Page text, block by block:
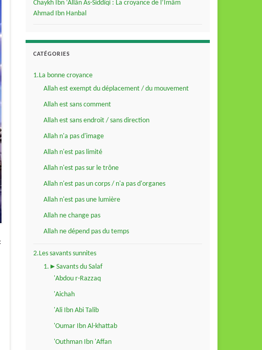
Chaykh Ibn ‘Allân As-Siddîqi : La croyance de l’Imâm
Ahmad Ibn Hanbal
CATÉGORIES
1.La bonne croyance
Allah est exempt du déplacement / du mouvement
Allah est sans comment
Allah est sans endroit / sans direction
Allah n'a pas d'image
Allah n'est pas limité
Allah n'est pas sur le trône
Allah n'est pas un corps / n'a pas d'organes
Allah n'est pas une lumière
Allah ne change pas
Allah ne dépend pas du temps
2.Les savants sunnites
1.►Savants du Salaf
'Abdou r-Razzaq
'Aichah
'Ali Ibn Abi Talib
'Oumar Ibn Al-khattab
'Outhman Ibn 'Affan